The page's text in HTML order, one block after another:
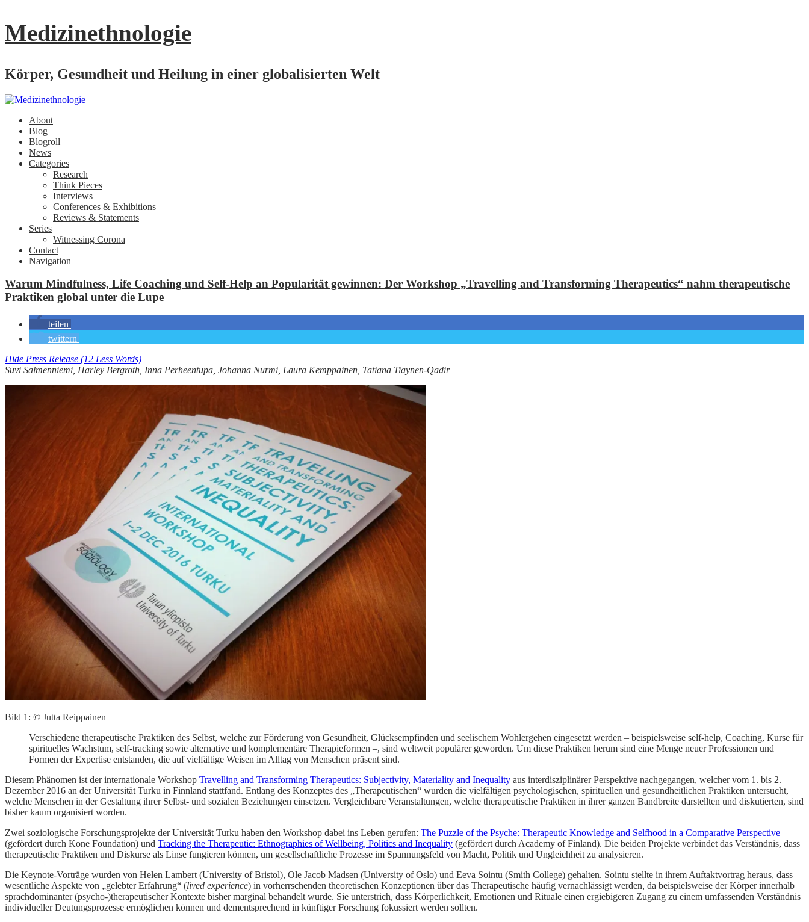
Medizinethnologie
Körper, Gesundheit und Heilung in einer globalisierten Welt
About
Blog
Blogroll
News
Categories
Research
Think Pieces
Interviews
Conferences & Exhibitions
Reviews & Statements
Series
Witnessing Corona
Contact
Navigation
Warum Mindfulness, Life Coaching und Self-Help an Popularität gewinnen: Der Workshop „Travelling and Transforming Therapeutics“ nahm therapeutische
Praktiken global unter die Lupe
teilen
twittern
Hide Press Release (12 Less Words)
Suvi Salmenniemi, Harley Bergroth, Inna Perheentupa, Johanna Nurmi, Laura Kemppainen, Tatiana Tiaynen-Qadir
Bild 1: © Jutta Reippainen
Verschiedene therapeutische Praktiken des Selbst, welche zur Förderung von Gesundheit, Glücksempfinden und seelischem Wohlergehen eingesetzt werden – beispielsweise self-help, Coaching, Kurse für
spirituelles Wachstum, self-tracking sowie alternative und komplementäre Therapieformen –, sind weltweit populärer geworden. Um diese Praktiken herum sind eine Menge neuer Professionen und
Formen der Expertise entstanden, die auf vielfältige Weisen im Alltag von Menschen präsent sind.
Diesem Phänomen ist der internationale Workshop Travelling and Transforming Therapeutics: Subjectivity, Materiality and Inequality aus interdisziplinärer Perspektive nachgegangen, welcher vom 1. bis 2.
Dezember 2016 an der Universität Turku in Finnland stattfand. Entlang des Konzeptes des „Therapeutischen“ wurden die vielfältigen psychologischen, spirituellen und gesundheitlichen Praktiken untersucht,
welche Menschen in der Gestaltung ihrer Selbst- und sozialen Beziehungen einsetzen. Vergleichbare Veranstaltungen, welche therapeutische Praktiken in ihrer ganzen Bandbreite darstellten und diskutierten, sind
bisher kaum organisiert worden.
Zwei soziologische Forschungsprojekte der Universität Turku haben den Workshop dabei ins Leben gerufen: The Puzzle of the Psyche: Therapeutic Knowledge and Selfhood in a Comparative Perspective
(gefördert durch Kone Foundation) und Tracking the Therapeutic: Ethnographies of Wellbeing, Politics and Inequality (gefördert durch Academy of Finland). Die beiden Projekte verbindet das Verständnis, dass
therapeutische Praktiken und Diskurse als Linse fungieren können, um gesellschaftliche Prozesse im Spannungsfeld von Macht, Politik und Ungleichheit zu analysieren.
Die Keynote-Vorträge wurden von Helen Lambert (University of Bristol), Ole Jacob Madsen (University of Oslo) und Eeva Sointu (Smith College) gehalten. Sointu stellte in ihrem Auftaktvortrag heraus, dass
wesentliche Aspekte von „gelebter Erfahrung“ (lived experience) in vorherrschenden theoretischen Konzeptionen über das Therapeutische häufig vernachlässigt werden, da beispielsweise der Körper innerhalb
sprachdominanter (psycho-)therapeutischer Kontexte bisher marginal behandelt wurde. Sie unterstrich, dass Körperlichkeit, Emotionen und Rituale einen ergiebigeren Zugang zu einem umfassenden Verständnis
individueller Deutungsprozesse ermöglichen können und dementsprechend in künftiger Forschung fokussiert werden sollten.